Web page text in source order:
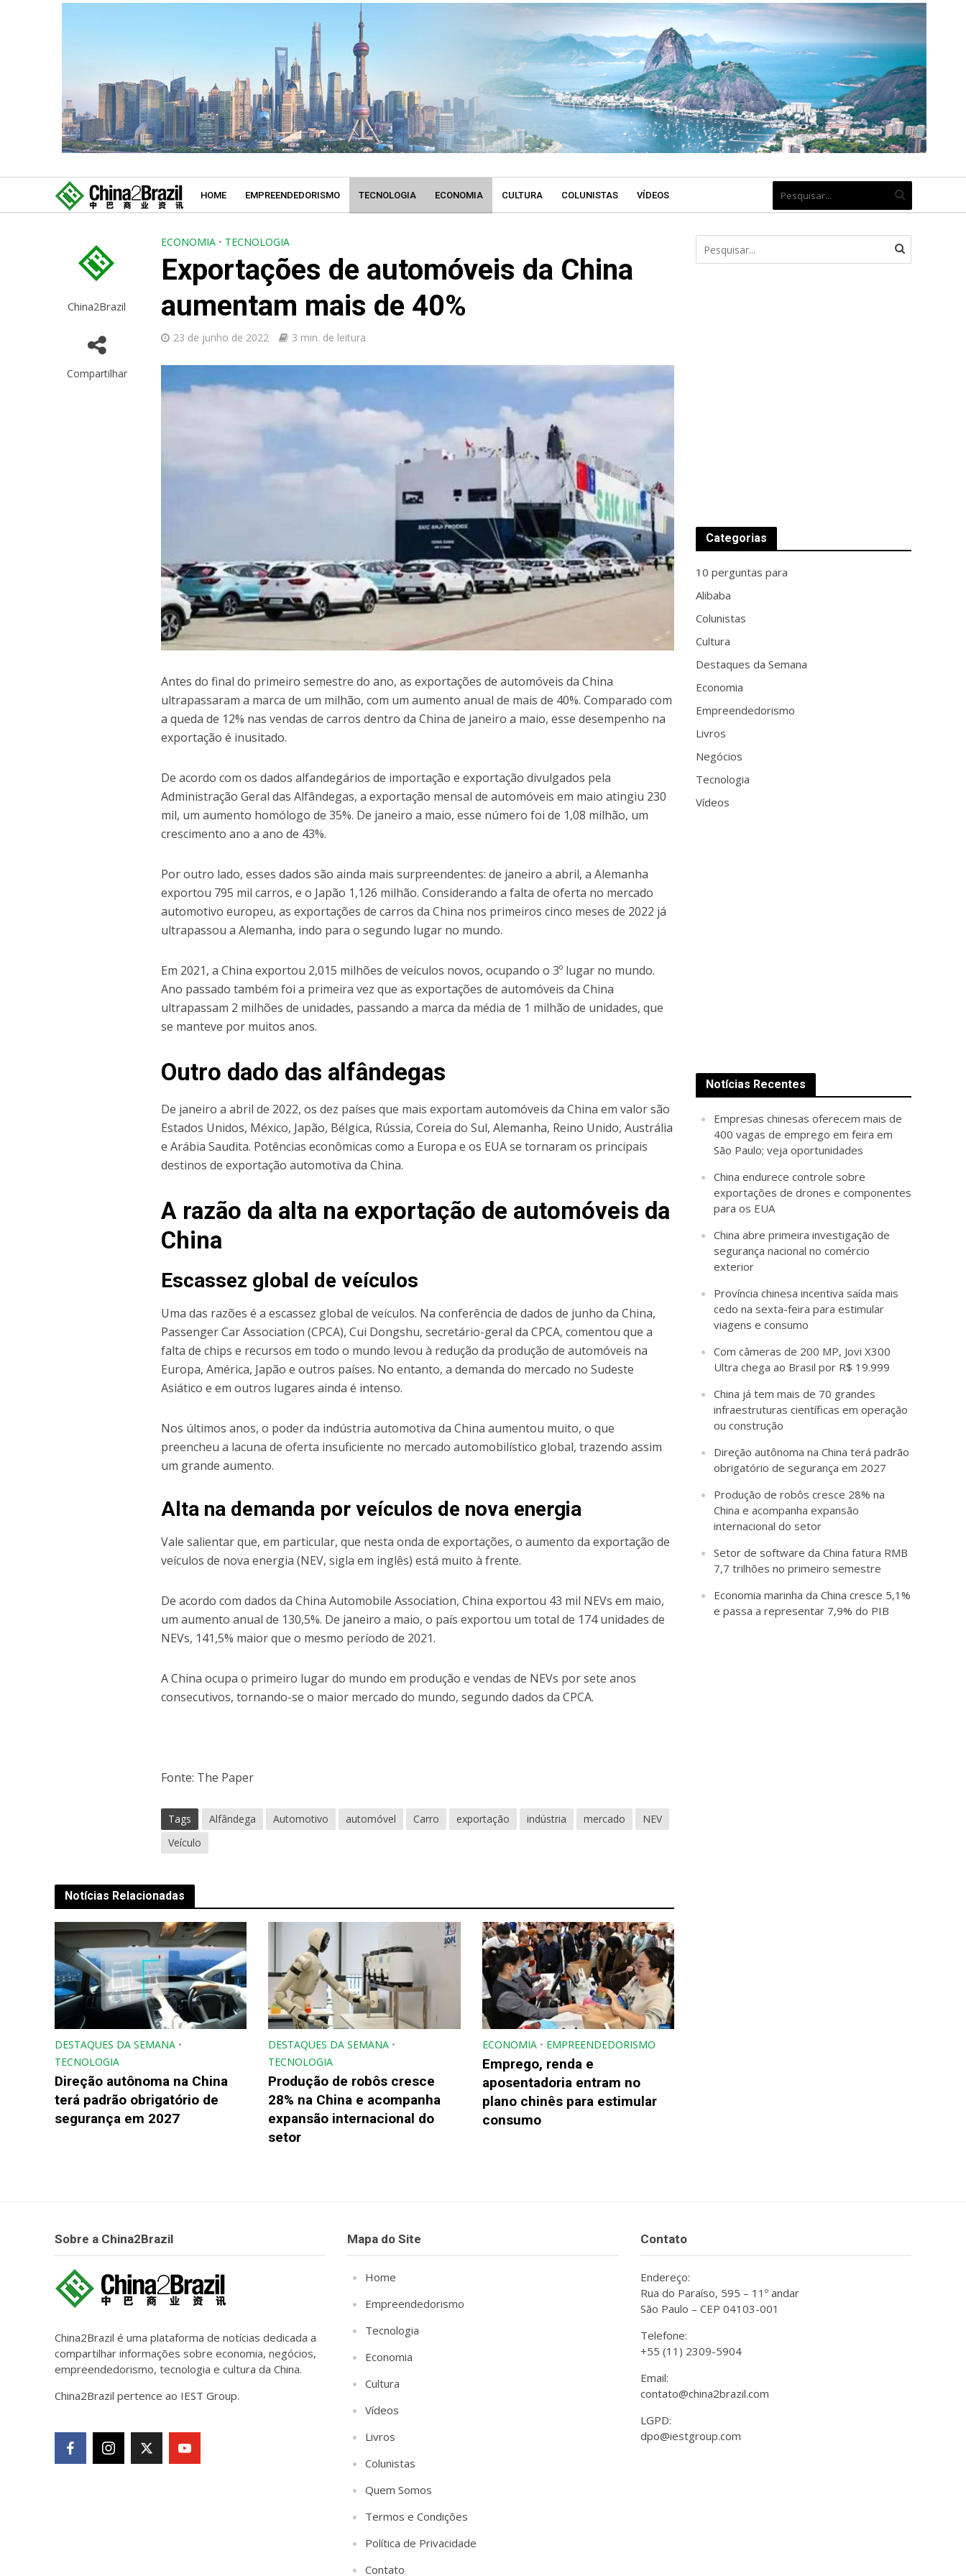
HOME EMPREENDEDORISMO TECNOLOGIA ECONOMIA CULTURA COLUNISTAS VÍDEOS
China2Brazil
Compartilhar
ECONOMIA • TECNOLOGIA
Exportações de automóveis da China
aumentam mais de 40%
23 de junho de 2022 3 min. de leitura
Antes do final do primeiro semestre do ano, as exportações de automóveis da China
ultrapassaram a marca de um milhão, com um aumento anual de mais de 40%. Comparado com
a queda de 12% nas vendas de carros dentro da China de janeiro a maio, esse desempenho na
exportação é inusitado.
De acordo com os dados alfandegários de importação e exportação divulgados pela
Administração Geral das Alfândegas, a exportação mensal de automóveis em maio atingiu 230
mil, um aumento homólogo de 35%. De janeiro a maio, esse número foi de 1,08 milhão, um
crescimento ano a ano de 43%.
Por outro lado, esses dados são ainda mais surpreendentes: de janeiro a abril, a Alemanha
exportou 795 mil carros, e o Japão 1,126 milhão. Considerando a falta de oferta no mercado
automotivo europeu, as exportações de carros da China nos primeiros cinco meses de 2022 já
ultrapassou a Alemanha, indo para o segundo lugar no mundo.
Em 2021, a China exportou 2,015 milhões de veículos novos, ocupando o 3º lugar no mundo.
Ano passado também foi a primeira vez que as exportações de automóveis da China
ultrapassam 2 milhões de unidades, passando a marca da média de 1 milhão de unidades, que
se manteve por muitos anos.
Outro dado das alfândegas
De janeiro a abril de 2022, os dez países que mais exportam automóveis da China em valor são
Estados Unidos, México, Japão, Bélgica, Rússia, Coreia do Sul, Alemanha, Reino Unido, Austrália
e Arábia Saudita. Potências econômicas como a Europa e os EUA se tornaram os principais
destinos de exportação automotiva da China.
A razão da alta na exportação de automóveis da
China
Escassez global de veículos
Uma das razões é a escassez global de veículos. Na conferência de dados de junho da China,
Passenger Car Association (CPCA), Cui Dongshu, secretário-geral da CPCA, comentou que a
falta de chips e recursos em todo o mundo levou à redução da produção de automóveis na
Europa, América, Japão e outros países. No entanto, a demanda do mercado no Sudeste
Asiático e em outros lugares ainda é intenso.
Nos últimos anos, o poder da indústria automotiva da China aumentou muito, o que
preencheu a lacuna de oferta insuficiente no mercado automobilístico global, trazendo assim
um grande aumento.
Alta na demanda por veículos de nova energia
Vale salientar que, em particular, que nesta onda de exportações, o aumento da exportação de
veículos de nova energia (NEV, sigla em inglês) está muito à frente.
De acordo com dados da China Automobile Association, China exportou 43 mil NEVs em maio,
um aumento anual de 130,5%. De janeiro a maio, o país exportou um total de 174 unidades de
NEVs, 141,5% maior que o mesmo período de 2021.
A China ocupa o primeiro lugar do mundo em produção e vendas de NEVs por sete anos
consecutivos, tornando-se o maior mercado do mundo, segundo dados da CPCA.
Fonte: The Paper
Tags Alfândega Automotivo automóvel Carro exportação indústria mercado
NEV
Veículo
Notícias Relacionadas
DESTAQUES DA SEMANA •
TECNOLOGIA
Direção autônoma na China
terá padrão obrigatório de
segurança em 2027
DESTAQUES DA SEMANA •
TECNOLOGIA
Produção de robôs cresce
28% na China e acompanha
expansão internacional do
setor
ECONOMIA • EMPREENDEDORISMO
Emprego, renda e
aposentadoria entram no
plano chinês para estimular
consumo
Categorias
10 perguntas para
Alibaba
Colunistas
Cultura
Destaques da Semana
Economia
Empreendedorismo
Livros
Negócios
Tecnologia
Vídeos
Notícias Recentes
Empresas chinesas oferecem mais de
400 vagas de emprego em feira em
São Paulo; veja oportunidades
China endurece controle sobre
exportações de drones e componentes
para os EUA
China abre primeira investigação de
segurança nacional no comércio
exterior
Província chinesa incentiva saída mais
cedo na sexta-feira para estimular
viagens e consumo
Com câmeras de 200 MP, Jovi X300
Ultra chega ao Brasil por R$ 19.999
China já tem mais de 70 grandes
infraestruturas científicas em operação
ou construção
Direção autônoma na China terá padrão
obrigatório de segurança em 2027
Produção de robôs cresce 28% na
China e acompanha expansão
internacional do setor
Setor de software da China fatura RMB
7,7 trilhões no primeiro semestre
Economia marinha da China cresce 5,1%
e passa a representar 7,9% do PIB
Sobre a China2Brazil
China2Brazil é uma plataforma de notícias dedicada a
compartilhar informações sobre economia, negócios,
empreendedorismo, tecnologia e cultura da China.
China2Brazil pertence ao IEST Group.
Mapa do Site
Home
Empreendedorismo
Tecnologia
Economia
Cultura
Vídeos
Livros
Colunistas
Quem Somos
Termos e Condições
Política de Privacidade
Contato
Contato
Endereço:
Rua do Paraíso, 595 – 11º andar
São Paulo – CEP 04103-001
Telefone:
+55 (11) 2309-5904
Email:
contato@china2brazil.com
LGPD:
dpo@iestgroup.com